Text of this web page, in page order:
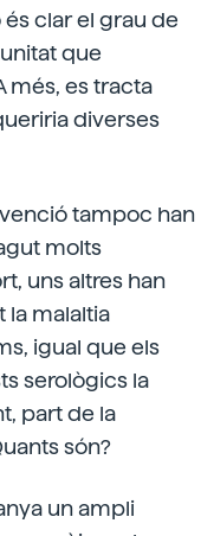
clar el grau de
que
més, es tracta
diverses
tampoc han
molts
uns altres han
la malaltia
igual que els
serològics la
part de la
són?
un ampli